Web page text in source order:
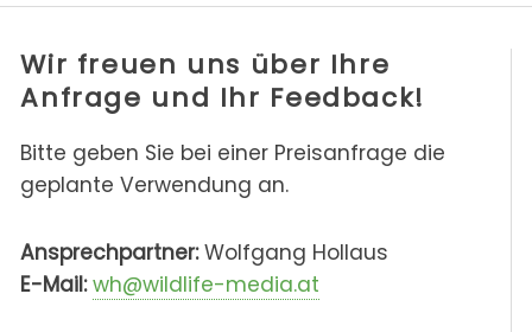
Wir freuen uns über Ihre
Anfrage und Ihr Feedback!
Bitte geben Sie bei einer Preisanfrage die
geplante Verwendung an.
Ansprechpartner:Wolfgang Hollaus
E-Mail: wh@wildlife-media.at